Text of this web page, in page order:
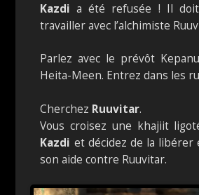
Kazdia été refusée ! Il
travailler avec l’alchimiste
Parlez avec le prévôt
Heita-Meen. Entrez dans les
Cherchez Ruuvitar.
Vous croisez une khajiit
Kazdi et décidez de la libérer
son aide contre Ruuvitar.